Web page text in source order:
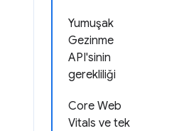
Yumuşak
Gezinme
API'sinin
gerekliliği
Core Web
Vitals ve tek